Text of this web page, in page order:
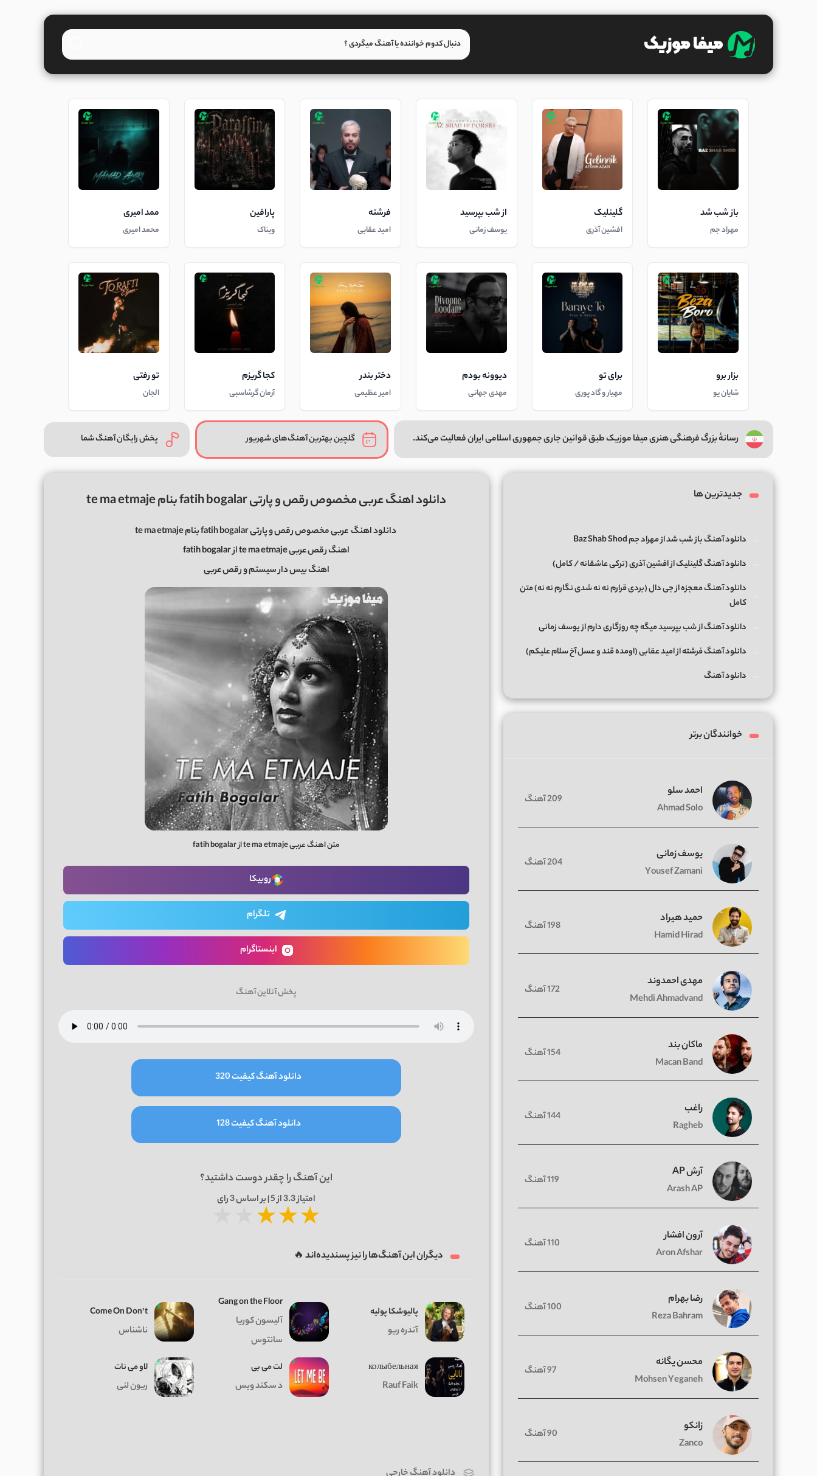
باز شب شد
مهراد جم
گلینلیک
افشین آذری
از شب بپرسید
یوسف زمانی
فرشته
امید عقابی
پارافین
ویناک
ممد امیری
محمد امیری
بزار برو
شایان یو
برای تو
مهیار و گاد پوری
دیوونه بودم
مهدی جهانی
دختر بندر
امیر عظیمی
کجا گریزم
آرمان گرشاسبی
تو رفتی
الجان
رسانهٔ بزرگ فرهنگی هنری میفا موزیک طبق قوانین جاری جمهوری اسلامی ایران فعالیت می‌کند. گلچین بهترین آهنگ‌های شهریور پخش رایگان آهنگ شما
دانلود اهنگ عربی مخصوص رقص و پارتی fatih bogalar بنام te ma etmaje
دانلود اهنگعربی مخصوص رقص و پارتی fatih bogalar بنام te ma etmaje
اهنگ رقص عربی te ma etmaje از fatih bogalar
اهنگ بیس دار سیستم و رقص عربی
متن اهنگ عربی te ma etmaje از fatih bogalar
روبیکا
تلگرام
اینستاگرام
پخش آنلاین آهنگ
دانلود آهنگ کیفیت 320
دانلود آهنگ کیفیت 128
این آهنگ را چقدر دوست داشتید؟
امتیاز3.3از 5 | بر اساس 3رای
★★★
دیگران این آهنگ‌ها را نیز پسندیده‌اند 🔥
پالیوشکا پولیه
آندره ریو
Gang on the Floor
آلیسون کوریا
سانتوس
Come On Don’t
ناشناس
колыбельная
Rauf Faik
لت می بی
د سکند ویس
لاو می نات
ریون لنی
جدیدترین ها
دانلود آهنگ باز شب شد از مهراد جم Baz Shab Shod
دانلود آهنگ گلینلیک از افشین آذری (ترکی عاشقانه / کامل)
دانلود آهنگ معجزه از جی دال (بردی قرارم نه نه شدی نگارم نه نه) متن
کامل
دانلود آهنگ از شب بپرسید میگه چه روزگاری دارم از یوسف زمانی
دانلود آهنگ فرشته از امید عقابی (اومده قند و عسل آخ سلام علیکم)
دانلود آهنگ
خوانندگان برتر
احمد سلو
Ahmad Solo
209 آهنگ
یوسف زمانی
Yousef Zamani
204 آهنگ
حمید هیراد
Hamid Hirad
198 آهنگ
مهدی احمدوند
Mehdi Ahmadvand
172 آهنگ
ماکان بند
Macan Band
154 آهنگ
راغب
Ragheb
144 آهنگ
آرش AP
Arash AP
119 آهنگ
آرون افشار
Aron Afshar
110 آهنگ
رضا بهرام
Reza Bahram
100 آهنگ
محسن یگانه
Mohsen Yeganeh
97 آهنگ
زانکو
Zanco
90 آهنگ